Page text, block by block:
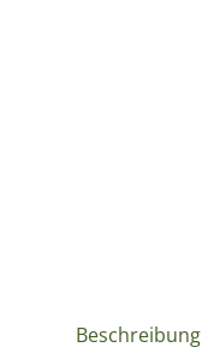
Beschreibung